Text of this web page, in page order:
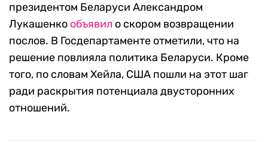
президентом Беларуси Александром
Лукашенко объявил о скором возвращении
послов. В Госдепартаменте отметили, что на
решение повлияла политика Беларуси. Кроме
того, по словам Хейла, США пошли на этот шаг
ради раскрытия потенциала двусторонних
отношений.